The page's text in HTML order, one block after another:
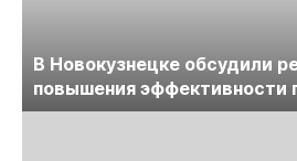
В Новокузнецке обсудили
повышения эффективности
предприятий